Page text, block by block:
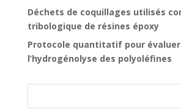
Déchets de coquillages utilisés
tribologique de résines époxy
Protocole quantitatif pour évaluer
l’hydrogénolyse des polyoléfines